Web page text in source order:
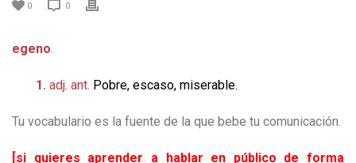
0 0
egeno.
1. adj. ant. Pobre, escaso, miserable.
Tu vocabulario es la fuente de la que bebe tu comunicación.
[si quieres aprender a hablar en público de forma